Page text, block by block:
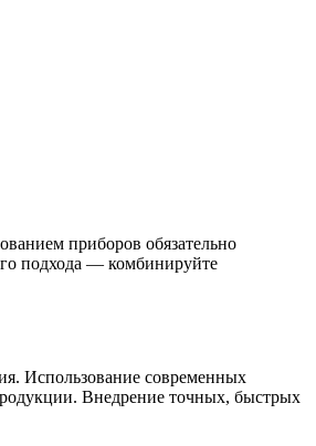
приборов обязательно
подхода — комбинируйте
Использование современных
Внедрение точных, быстрых